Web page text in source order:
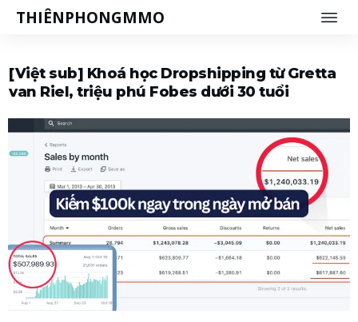
THIÊNPHONGMMO
[Việt sub] Khoá học Dropshipping từ Gretta
van Riel, triệu phú Fobes dưới 30 tuổi